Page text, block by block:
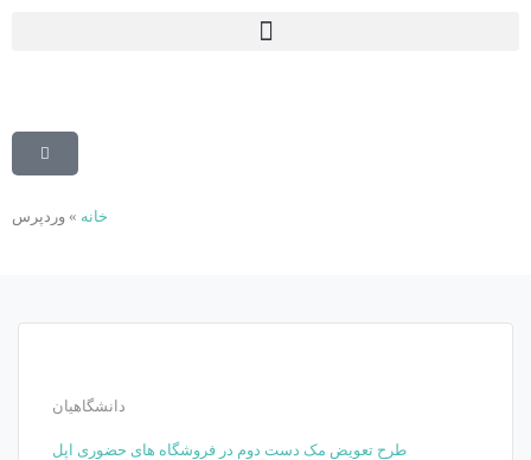
خانه » وردپرس
دانشگاهیان
طرح تعویض مک دست دوم در فروشگاه های حضوری اپل